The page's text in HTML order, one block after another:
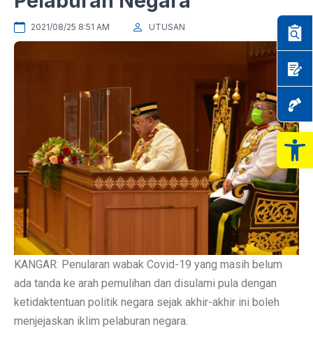
2021/08/25 8:51 AM UTUSAN
KANGAR: Penularan wabak Covid-19 yang masih belum
ada tanda ke arah pemulihan dan disulami pula dengan
ketidaktentuan politik negara sejak akhir-akhir ini boleh
menjejaskan iklim pelaburan negara.